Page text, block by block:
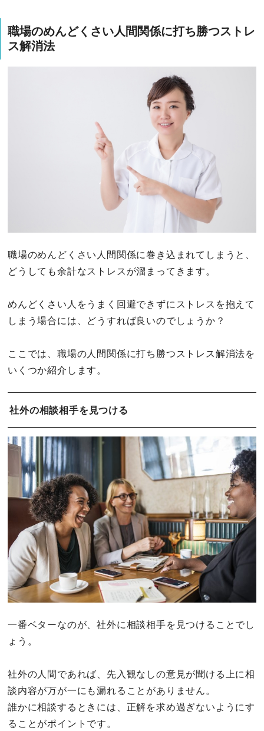
職場のめんどくさい人間関係に打ち勝つストレ
ス解消法
職場のめんどくさい人間関係に巻き込まれてしまうと、
どうしても余計なストレスが溜まってきます。
めんどくさい人をうまく回避できずにストレスを抱えて
しまう場合には、どうすれば良いのでしょうか？
ここでは、職場の人間関係に打ち勝つストレス解消法を
いくつか紹介します。
社外の相談相手を見つける
一番ベターなのが、社外に相談相手を見つけることでし
ょう。
社外の人間であれば、先入観なしの意見が聞ける上に相
談内容が万が一にも漏れることがありません。
誰かに相談するときには、正解を求め過ぎないようにす
ることがポイントです。